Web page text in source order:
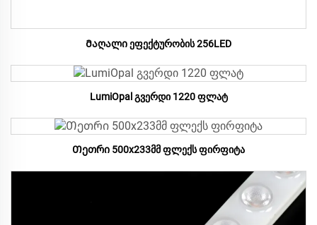
Მაღალი ეფექტურობის 256LED
LumiOpal გვერდი 1220 ფლატ
Თეთრი 500x233მმ ფლექს ფირფიტა